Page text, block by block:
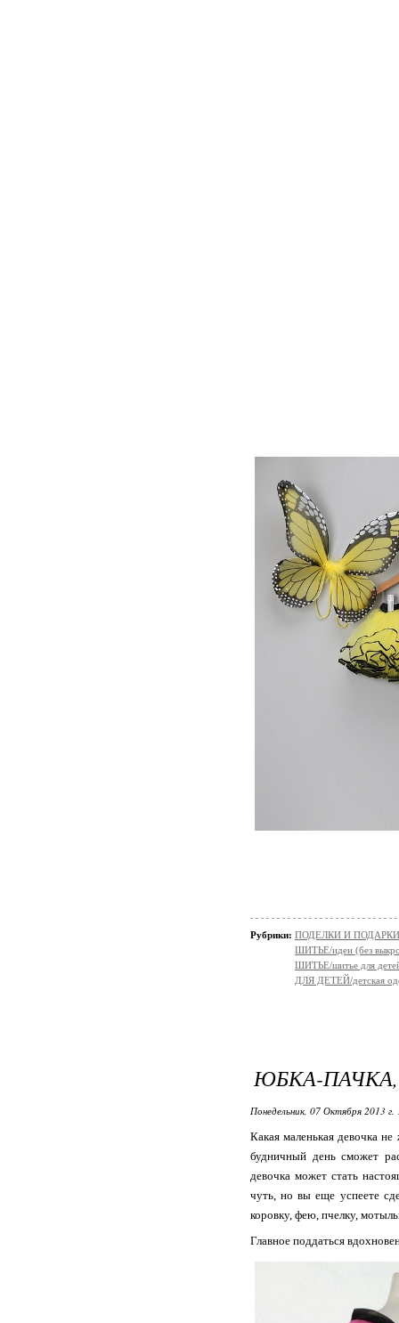
Рубрики: ПОДЕЛКИ И ПОДАРКИ
ШИТЬЕ/идеи (без
ШИТЬЕ/шитье для
ДЛЯ ДЕТЕЙ/детская
ЮБКА-ПАЧКА,
Понедельник, 07 Октября 2013 г.
Какая маленькая девочка
будничный день сможет
девочка может стать
чуть, но вы еще успеете
коровку, фею, пчелку,
Главное поддаться